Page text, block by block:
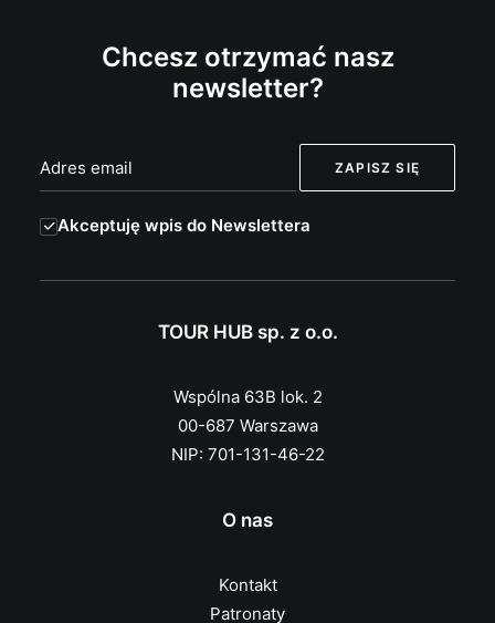
Chcesz otrzymać nasz
newsletter?
Akceptuję wpis do Newslettera
TOUR HUB sp. z o.o.
Wspólna 63B lok. 2
00-687 Warszawa
NIP: 701-131-46-22
O nas
Kontakt
Patronaty